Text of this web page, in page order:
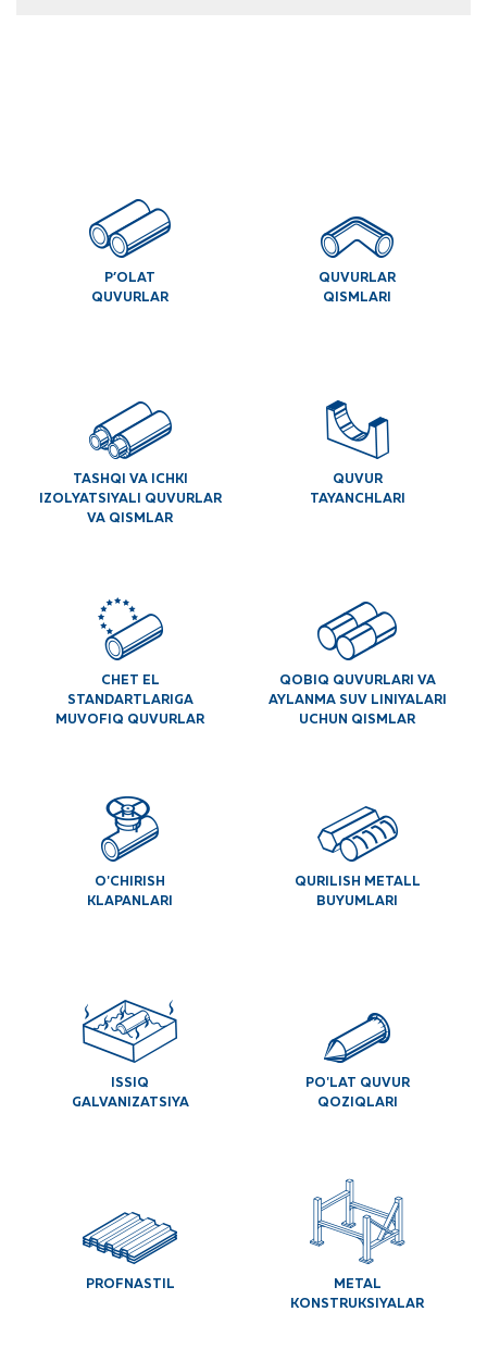
P’OLAT
QUVURLAR
QUVURLAR
QISMLARI
TASHQI VA ICHKI
IZOLYATSIYALI QUVURLAR
VA QISMLAR
QUVUR
TAYANCHLARI
CHET EL
STANDARTLARIGA
MUVOFIQ QUVURLAR
QOBIQ QUVURLARI VA
AYLANMA SUV LINIYALARI
UCHUN QISMLAR
O'CHIRISH
KLAPANLARI
QURILISH METALL
BUYUMLARI
ISSIQ
GALVANIZATSIYA
PO'LAT QUVUR
QOZIQLARI
PROFNASTIL
METAL
KONSTRUKSIYALAR